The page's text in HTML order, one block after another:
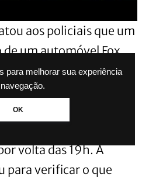
para melhorar sua experiência
OK
aos policiais que um
um automóvel Fox
os disparos. Com isso,
o controle do
uma valeta, morrendo
a BM soube do
volta das 19h. A
para verificar o que